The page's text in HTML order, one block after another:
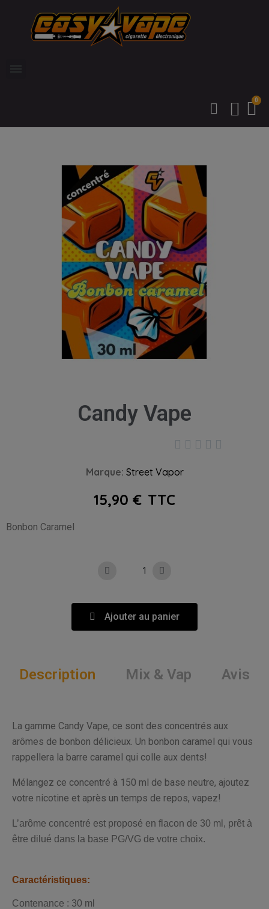
Candy Vape
    
Marque Street Vapor
15,90 € TTC
Bonbon Caramel
Ajouter au panier
Description Mix & Vap Avis
La gamme Candy Vape, ce sont des concentrés aux
arômes de bonbon délicieux. Un bonbon caramel qui vous
rappellera la barre caramel qui colle aux dents!
Mélangez ce concentré à 150 ml de base neutre, ajoutez
votre nicotine et après un temps de repos, vapez!
L’arôme concentré est proposé en flacon de 30 ml, prêt à
être dilué dans la base PG/VG de votre choix.
Caractéristiques:
Contenance : 30 ml